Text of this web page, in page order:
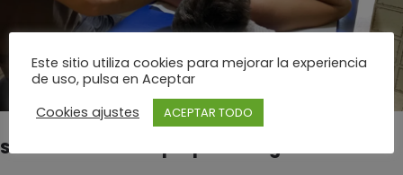
Sesión de fisioterapia post cirugía de cuello
Este sitio utiliza cookies para mejorar la experiencia
de uso, pulsa en Aceptar
Cookies ajustes
ACEPTAR TODO